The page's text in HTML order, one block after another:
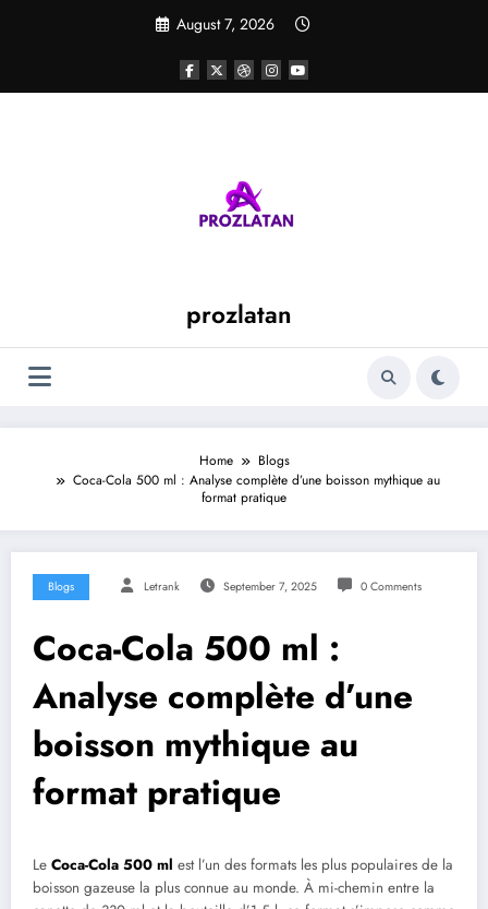
August 7, 2026
prozlatan
Home
Blogs
Coca-Cola 500 ml : Analyse complète d’une boisson mythique au
format pratique
Blogs Letrank September 7, 2025 0 Comments
Coca-Cola 500 ml :
Analyse complète d’une
boisson mythique au
format pratique
Le Coca-Cola 500 ml est l’un des formats les plus populaires de la
boisson gazeuse la plus connue au monde. À mi-chemin entre la